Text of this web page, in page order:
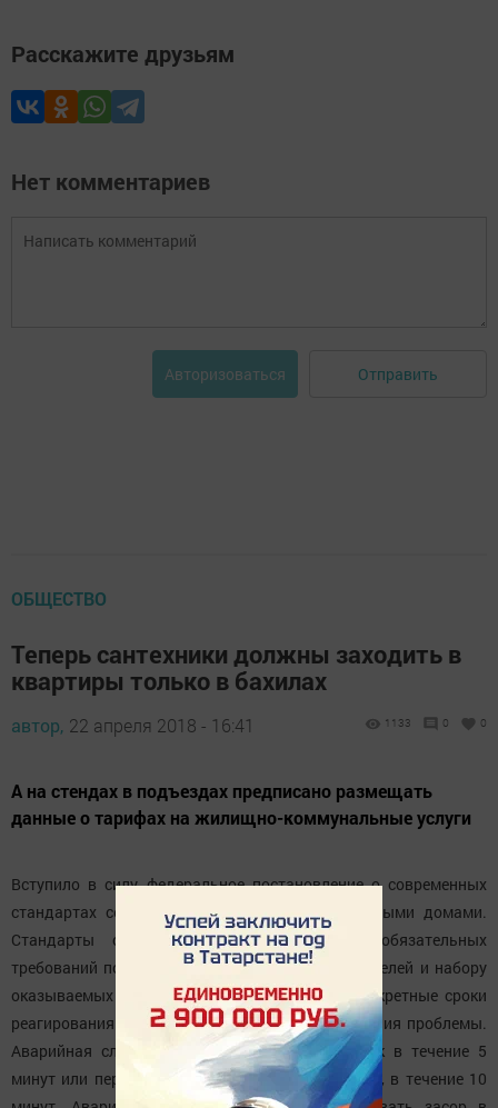
Расскажите друзьям
Нет комментариев
Авторизоваться Отправить
ОБЩЕСТВО
Теперь сантехники должны заходить в
квартиры только в бахилах
автор, 22 апреля 2018 - 16:41 1133 0 0
А на стендах в подъездах предписано размещать
данные о тарифах на жилищно-коммунальные услуги
Вступило в силу федеральное постановление о современных
стандартах сервиса управления многоквартирными домами.
Стандарты сервиса УК вводят перечень обязательных
требований по качеству обслуживания потребителей и набору
оказываемых услуг. Например, определены конкретные сроки
реагирования на поступившую заявку и устранения проблемы.
Аварийная служба должна ответить на звонок в течение 5
минут или перезвонить, если телефон был занят, в течение 10